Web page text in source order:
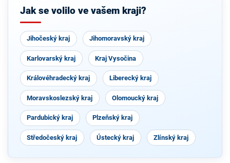
Jak se volilo ve vašem kraji?
Jihočeský kraj Jihomoravský kraj
Karlovarský kraj Kraj Vysočina
Královéhradecký kraj Liberecký kraj
Moravskoslezský kraj Olomoucký kraj
Pardubický kraj Plzeňský kraj
Středočeský kraj Ústecký kraj Zlínský kraj